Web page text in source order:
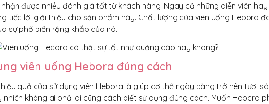
được nhiều đánh giá tốt từ khách hàng. Ngay cả những diễn viên
tiếc lời giới thiệu cho sản phẩm này. Chất lượng của viên uống Hebora
sự phổ biến rộng khắp của nó.
viên uống Hebora đúng cách
quả của sử dụng viên Hebora là giúp cơ thể ngày càng trở nên tươi
không ai phải ai cũng cách biết sử dụng đúng cách. Muốn Hebora